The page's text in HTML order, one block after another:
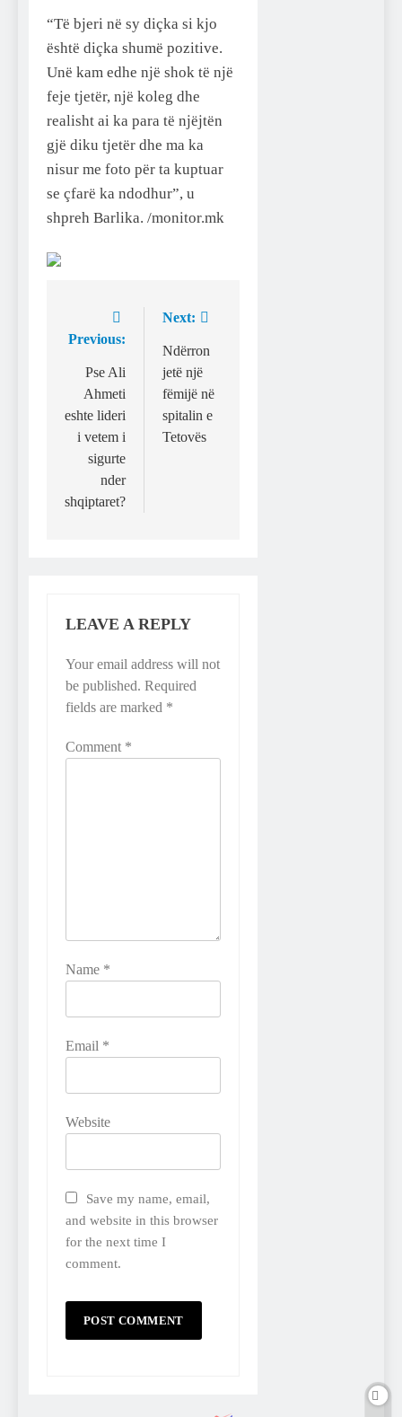
“Të bjeri në sy diçka si kjo
është diçka shumë pozitive.
Unë kam edhe një shok të një
feje tjetër, një koleg dhe
realisht ai ka para të njëjtën
gjë diku tjetër dhe ma ka
nisur me foto për ta kuptuar
se çfarë ka ndodhur”, u
shpreh Barlika. /monitor.mk
Previous:
Pse Ali
Ahmeti
eshte lideri
i vetem i
sigurte
nder
shqiptaret?
Next:
Ndërron
jetë një
fëmijë në
spitalin e
Tetovës
LEAVE A REPLY
Your email address will not
be published. Required
fields are marked *
Comment *
Name *
Email *
Website
Save my name, email,
and website in this browser
for the next time I
comment.